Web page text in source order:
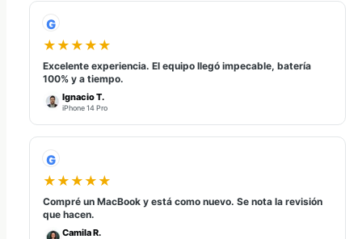
G
★★★★★
Excelente experiencia. El equipo llegó impecable, batería
100% y a tiempo.
Ignacio T.
iPhone 14 Pro
G
★★★★★
Compré un MacBook y está como nuevo. Se nota la revisión
que hacen.
Camila R.